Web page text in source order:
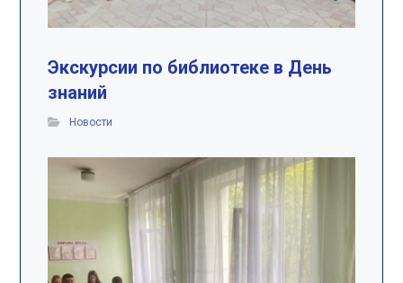
Экскурсии по библиотеке в День
знаний
Новости